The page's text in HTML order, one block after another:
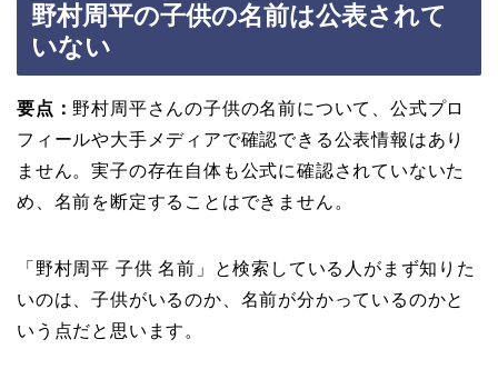
野村周平の子供の名前は公表されて
いない
要点： 野村周平さんの子供の名前について、公式プロ
フィールや大手メディアで確認できる公表情報はあり
ません。実子の存在自体も公式に確認されていないた
め、名前を断定することはできません。
「野村周平 子供 名前」と検索している人がまず知りた
いのは、子供がいるのか、名前が分かっているのかと
いう点だと思います。